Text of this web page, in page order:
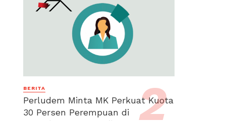
BERITA
Perludem Minta MK Perkuat Kuota
30 Persen Perempuan di